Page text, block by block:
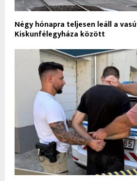
Négy hónapra teljesen leáll a
Kiskunfélegyháza között